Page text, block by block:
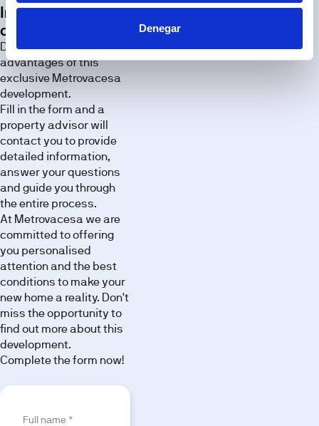
Denegar
Interested in this
development?
Discover all the
advantages of this
exclusive Metrovacesa
development.
Fill in the form and a
property advisor will
contact you to provide
detailed information,
answer your questions
and guide you through
the entire process.
At Metrovacesa we are
committed to offering
you personalised
attention and the best
conditions to make your
new home a reality. Don't
miss the opportunity to
find out more about this
development.
Complete the form now!
Full name *
Reason for interest
or
planning
requirements.
Exterior
Discover the
spaces of
this
development
through our
image
gallery.